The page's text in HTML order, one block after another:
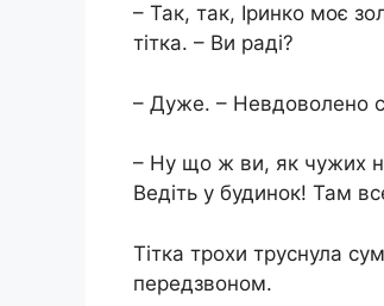
– Так, так, Іринко моє
тітка. – Ви раді?
– Дуже. – Невдоволено
– Ну що ж ви, як чужих
Ведіть у будинок! Там
Тітка трохи труснула
передзвоном.